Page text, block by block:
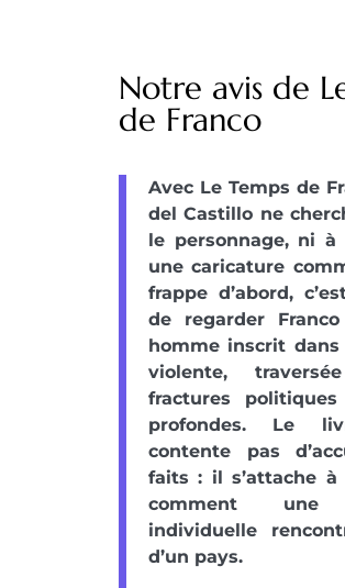
Notre avis de
de Franco
Avec Le Temps de
del Castillo ne
le personnage, ni
une caricature
frappe d’abord,
de regarder
homme inscrit
violente,
fractures
profondes. Le
contente pas
faits : il s’attache à
comment une
individuelle
d’un pays.